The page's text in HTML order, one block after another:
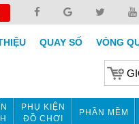
QUAY SỐ VÒNG
PHỤ KIỆN
ĐỒ CHƠI
PHẦN MỀM